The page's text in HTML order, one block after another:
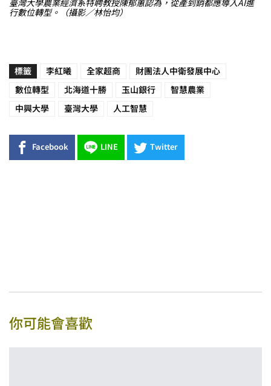
行數位轉型。（攝影／林怡均）
標籤 李紅曦 全家超商 財團法人中衛發展中心
數位轉型 北海道十勝 玉山銀行 智慧農業
中興大學 臺灣大學 人工智慧
Facebook LINE Twitter
你可能會喜歡